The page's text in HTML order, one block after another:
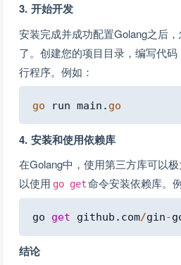
3. 开始开发
安装完成并成功配置Golang之后
了。创建您的项目目录，编写代码
行程序。例如：
go run main . go
4. 安装和使用依赖库
在Golang中，使用第三方库可以
以使用 go get 命令安装依赖库。
go get github . com/gin-
结论